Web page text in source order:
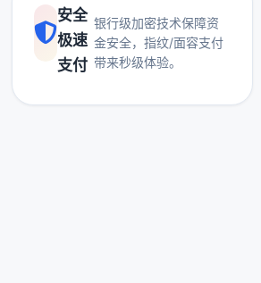
安全
极速
支付
银行级加密技术保障资
金安全，指纹/面容支付
带来秒级体验。